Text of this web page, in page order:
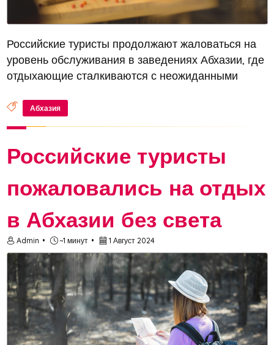
Российские туристы продолжают жаловаться на
уровень обслуживания в заведениях Абхазии, где
отдыхающие сталкиваются с неожиданными
Орлова рассказала, что вход в одно из кафе,
расположенное в историческом здании...
Абхазия
Российские туристы
пожаловались на отдых
в Абхазии без света
Admin ~1 минут 1 Август 2024